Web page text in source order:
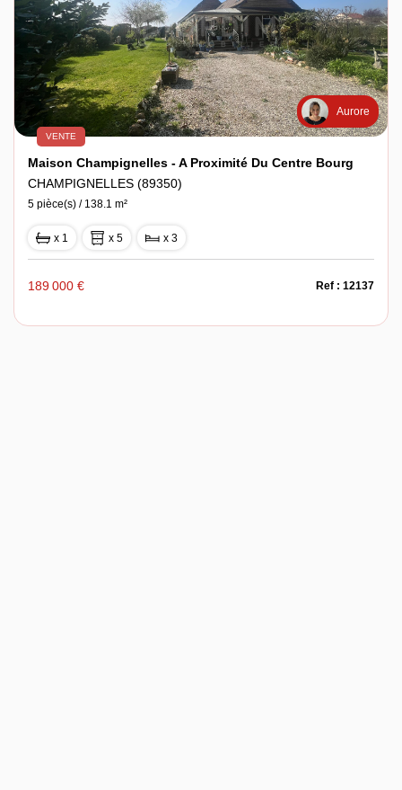
Aurore
VENTE
Maison Champignelles - A Proximité Du Centre Bourg
CHAMPIGNELLES (89350)
5 pièce(s) / 138.1 m²
x 1 x 5 x 3
189 000 € Ref : 12137